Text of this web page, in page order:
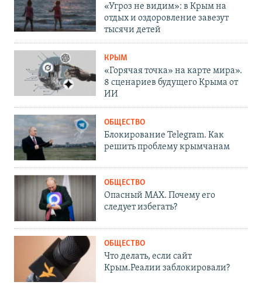
«Угроз не видим»: в Крым на
отдых и оздоровление завезут
тысячи детей
КРЫМ
«Горячая точка» на карте мира».
8 сценариев будущего Крыма от
ИИ
ОБЩЕСТВО
Блокирование Telegram. Как
решить проблему крымчанам
ОБЩЕСТВО
Опасный MAX. Почему его
следует избегать?
ОБЩЕСТВО
Что делать, если сайт
Крым.Реалии заблокировали?